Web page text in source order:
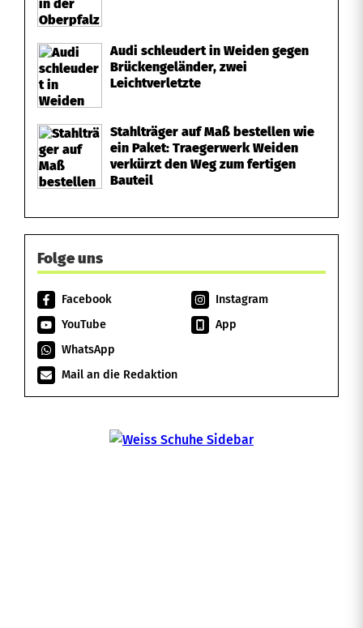
h
Audi schleudert in Weiden gegen
Brückengeländer, zwei
Leichtverletzte
Stahlträger auf Maß bestellen wie
ein Paket: Traegerwerk Weiden
verkürzt den Weg zum fertigen
Bauteil
Folge uns
Facebook
Instagram
YouTube
App
WhatsApp
Mail an die Redaktion